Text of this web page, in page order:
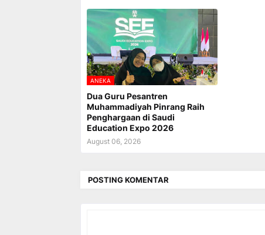
ANEKA
Dua Guru Pesantren
Muhammadiyah Pinrang Raih
Penghargaan di Saudi
Education Expo 2026
August 06, 2026
POSTING KOMENTAR